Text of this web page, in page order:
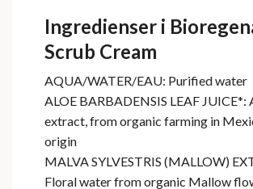
Ingredienser i
Scrub Cream
AQUA/WATER/EAU: Purified water
ALOE BARBADENSIS LEAF JUICE*:
extract, from organic farming in
origin
MALVA SYLVESTRIS (MALLOW)
Floral water from organic Mallow